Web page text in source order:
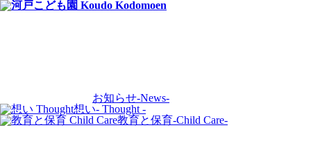
お知らせ-News-
想い- Thought -
教育と保育-Child Care-